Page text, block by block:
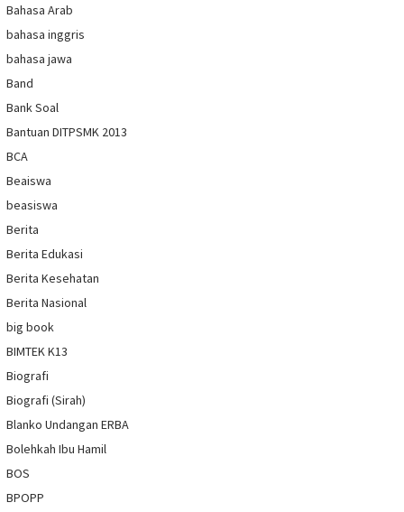
Bahasa Arab
bahasa inggris
bahasa jawa
Band
Bank Soal
Bantuan DITPSMK 2013
BCA
Beaiswa
beasiswa
Berita
Berita Edukasi
Berita Kesehatan
Berita Nasional
big book
BIMTEK K13
Biografi
Biografi (Sirah)
Blanko Undangan ERBA
Bolehkah Ibu Hamil
BOS
BPOPP